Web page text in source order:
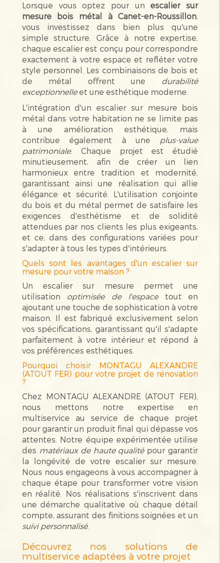
Lorsque vous optez pour unescalier sur
mesure bois métal à Canet-en-Roussillon,
vous investissez dans bien plus qu'une
simple structure. Grâce à notre expertise,
chaque escalier est conçu pour correspondre
exactement à votre espace et refléter votre
style personnel. Les combinaisons de bois et
de métal offrent une durabilité
exceptionnelleet une esthétique moderne.
L'intégration d'un escalier sur mesure bois
métal dans votre habitation ne se limite pas
à une amélioration esthétique, mais
contribue également à une plus-value
patrimoniale. Chaque projet est étudié
minutieusement, afin de créer un lien
harmonieux entre tradition et modernité,
garantissant ainsi une réalisation qui allie
élégance et sécurité. L'utilisation conjointe
du bois et du métal permet de satisfaire les
exigences d'esthétisme et de solidité
attendues par nos clients les plus exigeants,
et ce, dans des configurations variées pour
s'adapter à tous les types d'intérieurs.
Quels sont les avantages d'un escalier sur
mesure pour votre maison ?
Un escalier sur mesure permet une
utilisation optimisée de l'espacetout en
ajoutant une touche de sophistication à votre
maison. Il est fabriqué exclusivement selon
vos spécifications, garantissant qu'il s'adapte
parfaitement à votre intérieur et répond à
vos préférences esthétiques.
Pourquoi choisir MONTAGU ALEXANDRE
(ATOUT FER) pour votre projet de rénovation
?
Chez MONTAGU ALEXANDRE (ATOUT FER),
nous mettons notre expertise en
multiservice au service de chaque projet
pour garantir un produit final qui dépasse vos
attentes. Notre équipe expérimentée utilise
des matériaux de haute qualitépour garantir
la longévité de votre escalier sur mesure.
Nous nous engageons à vous accompagner à
chaque étape pour transformer votre vision
en réalité. Nos réalisations s'inscrivent dans
une démarche qualitative où chaque détail
compte, assurant des finitions soignées et un
suivi personnalisé.
Découvrez nos solutions de
multiservice adaptées à votre projet